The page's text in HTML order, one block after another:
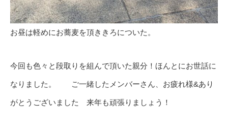
お昼は軽めにお蕎麦を頂ききろについた。
今回も色々と段取りを組んで頂いた親分！ほんとにお世話に
なりました。 ご一緒したメンバーさん、お疲れ様&あり
がとうございました 来年も頑張りましょう！